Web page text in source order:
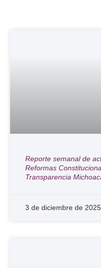
Reporte semanal de
Reformas
Transparencia
3 de diciembre de 2025